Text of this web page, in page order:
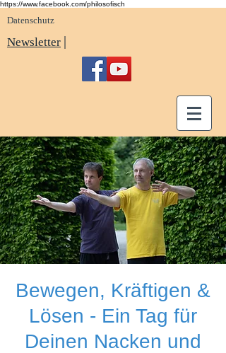
https://www.facebook.com/philosofisch
Datenschutz
Newsletter |
Bewegen, Kräftigen &
Lösen - Ein Tag für
Deinen Nacken und